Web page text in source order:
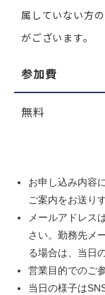
属していない方
がございます。
参加費
無料
お申し込み内容
ご案内をお送り
メールアドレス
さい。勤務先メ
る場合は、当日
営業目的でのご
当日の様子は